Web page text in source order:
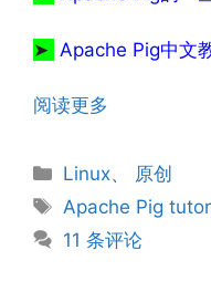
➤ Apache Pig中文
阅读更多
分
类
Linux、 原创
标
签
Apache Pig
11 条评论